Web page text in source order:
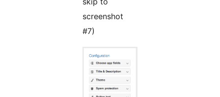
screenshot
#7)